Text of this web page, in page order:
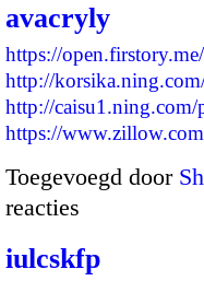
avacryly
https://
http://
http://
https://
Toegevoegd door
reacties
iulcskfp